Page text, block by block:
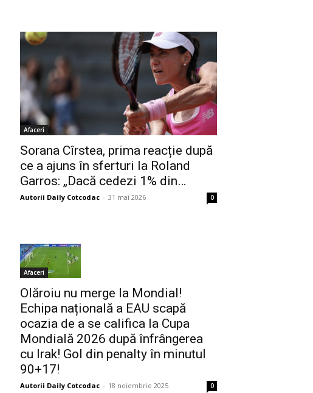
Afaceri
Sorana Cîrstea, prima reacție după
ce a ajuns în sferturi la Roland
Garros: „Dacă cedezi 1% din…
Autorii Daily Cotcodac - 31 mai 2026 0
Afaceri
Olăroiu nu merge la Mondial!
Echipa națională a EAU scapă
ocazia de a se califica la Cupa
Mondială 2026 după înfrângerea
cu Irak! Gol din penalty în minutul
90+17!
Autorii Daily Cotcodac - 18 noiembrie 2025 0